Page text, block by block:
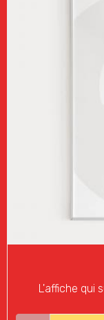
L'affiche qui